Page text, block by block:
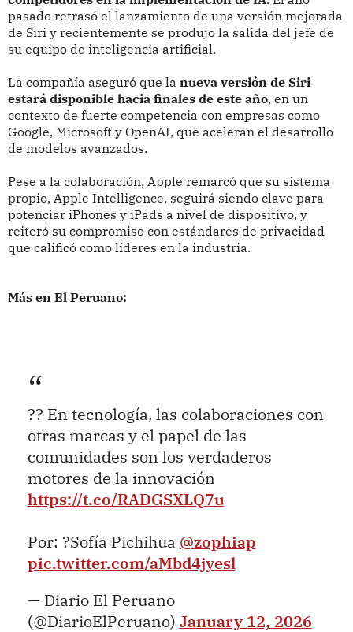
pasado retrasó el lanzamiento de una versión mejorada
de Siri y recientemente se produjo la salida del jefe de
su equipo de inteligencia artificial.
La compañía aseguró que la nueva versión de Siri
estará disponible hacia finales de este año, en un
contexto de fuerte competencia con empresas como
Google, Microsoft y OpenAI, que aceleran el desarrollo
de modelos avanzados.
Pese a la colaboración, Apple remarcó que su sistema
propio, Apple Intelligence, seguirá siendo clave para
potenciar iPhones y iPads a nivel de dispositivo, y
reiteró su compromiso con estándares de privacidad
que calificó como líderes en la industria.
Más en El Peruano:
?? En tecnología, las colaboraciones con
otras marcas y el papel de las
comunidades son los verdaderos
motores de la innovación
https://t.co/RADGSXLQ7u
Por: ?Sofía Pichihua @zophiap
pic.twitter.com/aMbd4jyesl
— Diario El Peruano
(@DiarioElPeruano) January 12, 2026